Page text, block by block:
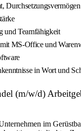
und Teamfähigkeit
MS-Office und
in Wort und
(m/w/d)
im